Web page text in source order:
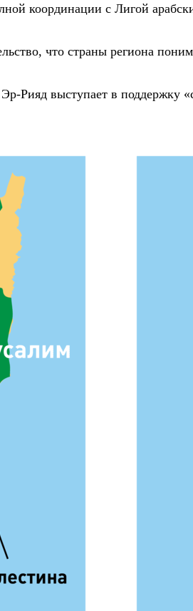
координации с Лигой
что страны региона
выступает в поддержку